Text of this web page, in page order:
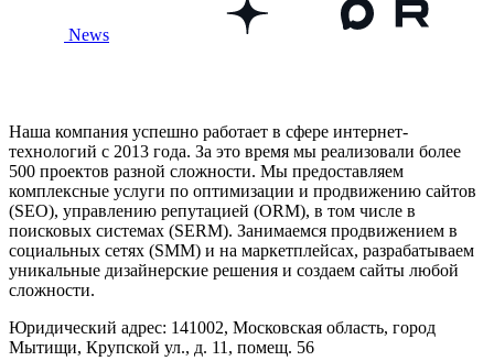
News
Наша компания успешно работает в сфере интернет-
технологий с 2013 года. За это время мы реализовали более
500 проектов разной сложности. Мы предоставляем
комплексные услуги по оптимизации и продвижению сайтов
(SEO), управлению репутацией (ORM), в том числе в
поисковых системах (SERM). Занимаемся продвижением в
социальных сетях (SMM) и на маркетплейсах, разрабатываем
уникальные дизайнерские решения и создаем сайты любой
сложности.
Юридический адрес: 141002, Московская область, город
Мытищи, Крупской ул., д. 11, помещ. 56